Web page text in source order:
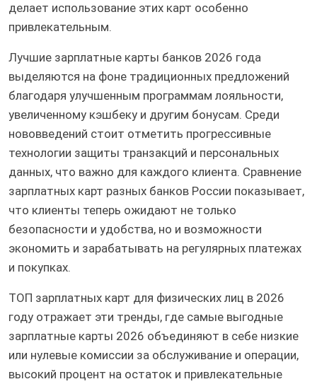
делает использование этих карт особенно
привлекательным.
Лучшие зарплатные карты банков 2026 года
выделяются на фоне традиционных предложений
благодаря улучшенным программам лояльности,
увеличенному кэшбеку и другим бонусам. Среди
нововведений стоит отметить прогрессивные
технологии защиты транзакций и персональных
данных, что важно для каждого клиента. Сравнение
зарплатных карт разных банков России показывает,
что клиенты теперь ожидают не только
безопасности и удобства, но и возможности
экономить и зарабатывать на регулярных платежах
и покупках.
ТОП зарплатных карт для физических лиц в 2026
году отражает эти тренды, где самые выгодные
зарплатные карты 2026 объединяют в себе низкие
или нулевые комиссии за обслуживание и операции,
высокий процент на остаток и привлекательные